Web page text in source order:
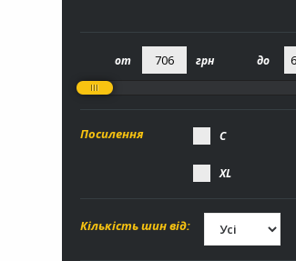
Посилення С
XL
Кількість шин від: